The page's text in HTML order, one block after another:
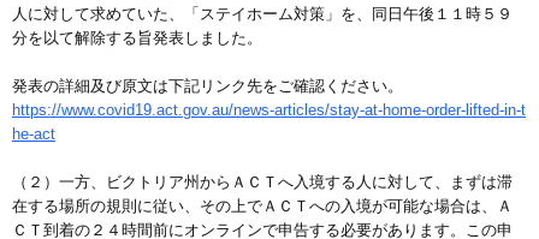
人に対して求めていた、「ステイホーム対策」を、同日午後１１時５９
分を以て解除する旨発表しました。
発表の詳細及び原文は下記リンク先をご確認ください。
https://www.covid19.act.gov.au/news-articles/stay-at-home-order-lifted-in-t
he-act
（２）一方、ビクトリア州からＡＣＴへ入境する人に対して、まずは滞
在する場所の規則に従い、その上でＡＣＴへの入境が可能な場合は、Ａ
ＣＴ到着の２４時間前にオンラインで申告する必要があります。この申